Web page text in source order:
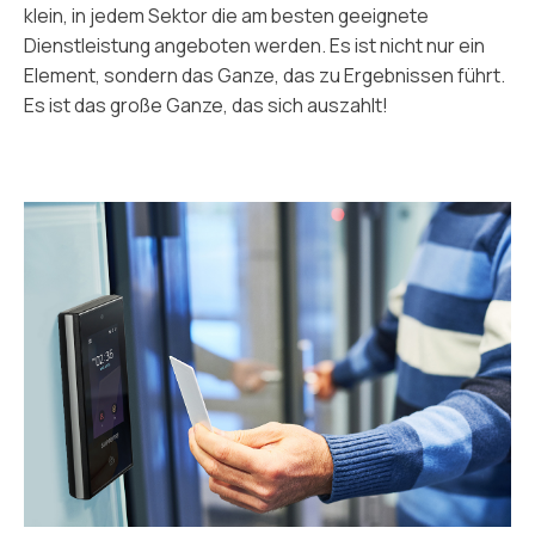
klein, in jedem Sektor die am besten geeignete
Dienstleistung angeboten werden. Es ist nicht nur ein
Element, sondern das Ganze, das zu Ergebnissen führt.
Es ist das große Ganze, das sich auszahlt!